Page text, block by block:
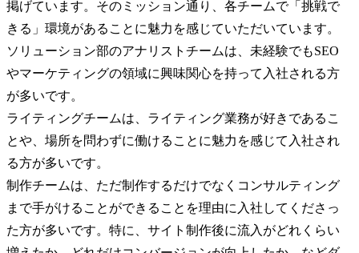
掲げています。そのミッション通り、各チームで「挑戦で
きる」環境があることに魅力を感じていただいています。
ソリューション部のアナリストチームは、未経験でもSEO
やマーケティングの領域に興味関心を持って入社される方
が多いです。
ライティングチームは、ライティング業務が好きであるこ
とや、場所を問わずに働けることに魅力を感じて入社され
る方が多いです。
制作チームは、ただ制作するだけでなくコンサルティング
まで手がけることができることを理由に入社してくださっ
た方が多いです。特に、サイト制作後に流入がどれくらい